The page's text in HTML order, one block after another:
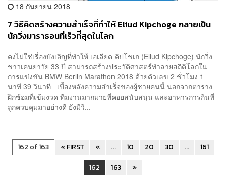
18 กันยายน 2018
7 วิธีคิดสร้างความสำเร็จที่ทำให้ Eliud Kipchoge กลายเป็น
นักวิ่งมาราธอนที่เร็วท่ีสุดในโลก
คงไม่ใช่เรื่องบังเอิญที่ทำให้ เอเลียด คิปโชเก (Eliud Kipchoge) นักวิ่ง
ชาวเคนยาวัย 33 ปี สามารถสร้างประวัติศาสตร์ทำลายสถิติโลกใน
การแข่งขัน BMW Berlin Marathon 2018 ด้วยตัวเลข 2 ชั่วโมง 1
นาที 39 วินาที เบื้องหลังความสำเร็จของผู้ชายคนนี้ นอกจากตาราง
ฝึกซ้อมที่เข้มงวด ทีมงานมากมายที่คอยสนับสนุน และอาหารการกินที่
ถูกควบคุมมาอย่างดี ยังมีวิ...
162 of 163 « FIRST « ... 10 20 30 ...
161
162
163 »